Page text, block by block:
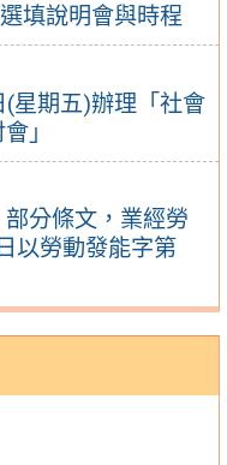
填說明會與時程
星期五)辦理「社會
」
部分條文，業經勞
以勞動發能字第